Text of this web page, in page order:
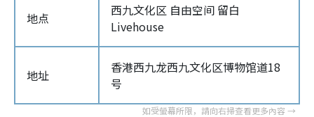
地点
西九文化区 自由空间 留白
Livehouse
地址
香港西九龙西九文化区博物馆道18
号